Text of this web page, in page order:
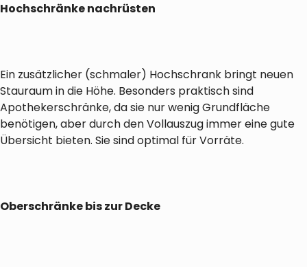
Hochschränke nachrüsten
Ein zusätzlicher (schmaler) Hochschrank bringt neuen
Stauraum in die Höhe. Besonders praktisch sind
Apothekerschränke, da sie nur wenig Grundfläche
benötigen, aber durch den Vollauszug immer eine gute
Übersicht bieten. Sie sind optimal für Vorräte.
Oberschränke bis zur Decke